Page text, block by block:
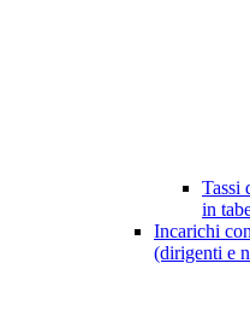
Tassi
in
Incarichi
(dirigenti e